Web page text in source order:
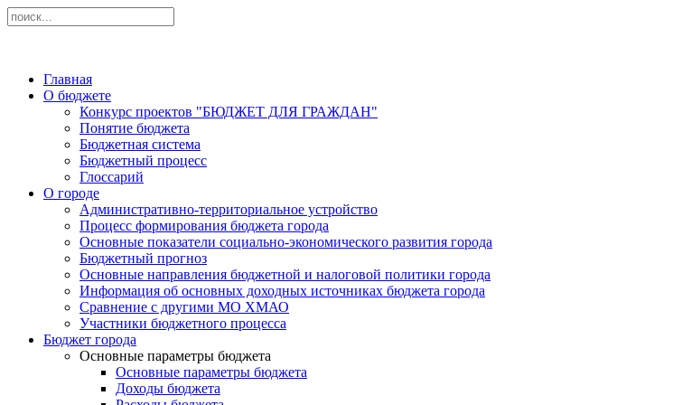
Главная
О бюджете
Конкурс проектов "БЮДЖЕТ ДЛЯ ГРАЖДАН"
Понятие бюджета
Бюджетная система
Бюджетный процесс
Глоссарий
О городе
Административно-территориальное устройство
Процесс формирования бюджета города
Основные показатели социально-экономического развития города
Бюджетный прогноз
Основные направления бюджетной и налоговой политики города
Информация об основных доходных источниках бюджета города
Сравнение с другими МО ХМАО
Участники бюджетного процесса
Бюджет города
Основные параметры бюджета
Основные параметры бюджета
Доходы бюджета